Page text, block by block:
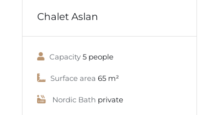
Chalet Aslan
Capacity 5 people
Surface area 65 m²
Nordic Bath private